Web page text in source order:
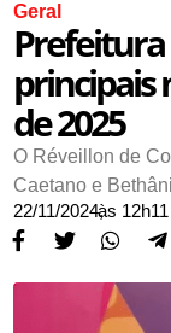
Geral
Prefeitura
principais
de 2025
O Réveillon de
Caetano e
22/11/2024,às 12h11